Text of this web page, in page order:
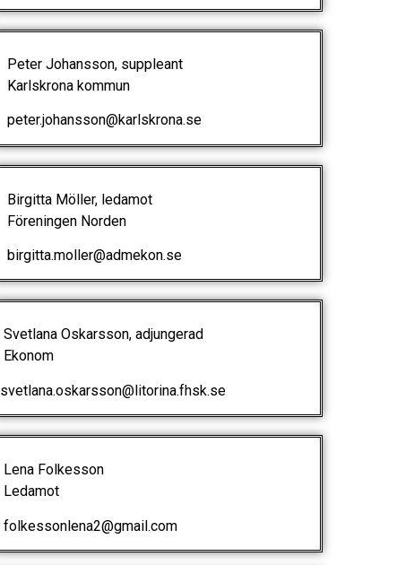
Peter Johansson, suppleant
Karlskrona kommun
peter.johansson@karlskrona.se
Birgitta Möller, ledamot
Föreningen Norden
birgitta.moller@admekon.se
Svetlana Oskarsson, adjungerad
Ekonom
svetlana.oskarsson@litorina.fhsk.se
Lena Folkesson
Ledamot
folkessonlena2@gmail.com